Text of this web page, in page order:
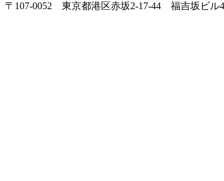
〒107-0052 東京都港区赤坂2-17-44 福吉坂ビル